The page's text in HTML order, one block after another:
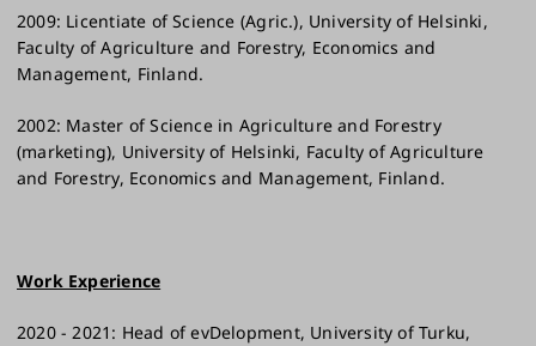
2009: Licentiate of Science (Agric.), University of Helsinki,
Faculty of Agriculture and Forestry, Economics and
Management, Finland.
2002: Master of Science in Agriculture and Forestry
(marketing), University of Helsinki, Faculty of Agriculture
and Forestry, Economics and Management, Finland.
Work Experience
2020 - 2021: Head of evDelopment, University of Turku,